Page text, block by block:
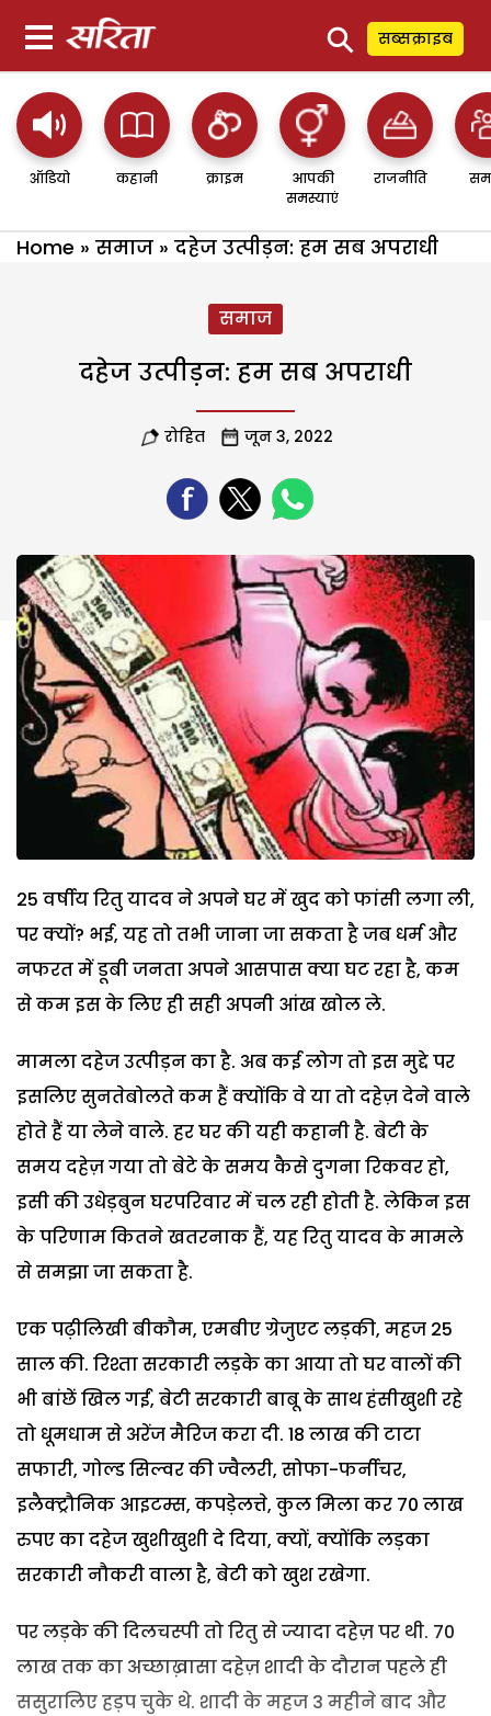
⚲ सब्सक्राइब
ऑडियो कहानी क्राइम
आपकी
समस्याएं
राजनीति
Home » समाज » दहेज उत्पीड़न: हम सब अपराधी
समाज
दहेज उत्पीड़न: हम सब अपराधी
रोहित जून 3, 2022
25 वर्षीय रितु यादव ने अपने घर में खुद को फांसी लगा ली,
पर क्यों? भई, यह तो तभी जाना जा सकता है जब धर्म और
नफरत में डूबी जनता अपने आसपास क्या घट रहा है, कम
से कम इस के लिए ही सही अपनी आंख खोल ले.
मामला दहेज उत्पीड़न का है. अब कई लोग तो इस मुद्दे पर
इसलिए सुनतेबोलते कम हैं क्योंकि वे या तो दहेज़ देने वाले
होते हैं या लेने वाले. हर घर की यही कहानी है. बेटी के
समय दहेज़ गया तो बेटे के समय कैसे दुगना रिकवर हो,
इसी की उधेड़बुन घरपरिवार में चल रही होती है. लेकिन इस
के परिणाम कितने खतरनाक हैं, यह रितु यादव के मामले
से समझा जा सकता है.
एक पढ़ीलिखी बीकौम, एमबीए ग्रेजुएट लड़की, महज 25
साल की. रिश्ता सरकारी लड़के का आया तो घर वालों की
भी बांछें खिल गईं, बेटी सरकारी बाबू के साथ हंसीखुशी रहे
तो धूमधाम से अरेंज मैरिज करा दी. 18 लाख की टाटा
सफारी, गोल्ड सिल्वर की ज्वैलरी, सोफा-फर्नीचर,
इलैक्ट्रौनिक आइटम्स, कपड़ेलत्ते, कुल मिला कर 70 लाख
रुपए का दहेज खुशीखुशी दे दिया, क्यों, क्योंकि लड़का
सरकारी नौकरी वाला है, बेटी को खुश रखेगा.
पर लड़के की दिलचस्पी तो रितु से ज्यादा दहेज़ पर थी. 70
लाख तक का अच्छाख़ासा दहेज़ शादी के दौरान पहले ही
ससुरालिए हड़प चुके थे. शादी के महज 3 महीने बाद और